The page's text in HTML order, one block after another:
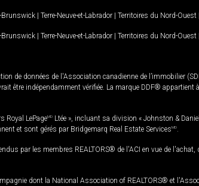
Brunswick | Terre-Neuve-et-Labrador | Territoires du Nord-Ouest
Brunswick | Terre-Neuve-et-Labrador | Territoires du Nord-Ouest
de données de l'Association canadienne de l’immobilier
être indépendamment vérifiée. La marque DDF® appartient
Royal LePageMD Ltée », incluant sa division « Johnston & Daniel
et sont gérés par Bridgemarq Real Estate ServicesMD
par les membres REALTORS® de l'ACI en vue de
dont la National Association of REALTORS® et